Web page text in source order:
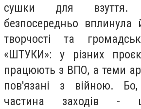
сушки для взуття.
безпосередньо
творчості та
«ШТУКИ»: у різних
працюють з ВПО, а теми
пов'язані з війною.
частина заходів -